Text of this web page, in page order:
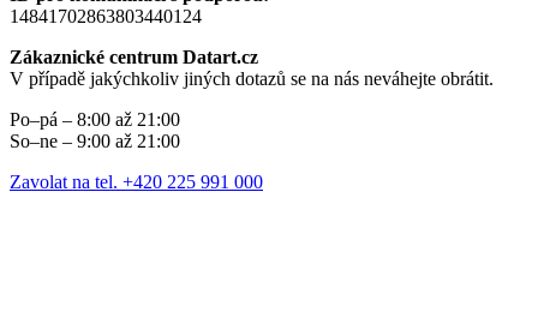
14841702863803440124
Zákaznické centrum Datart.cz
V případě jakýchkoliv jiných dotazů se na nás neváhejte obrátit.
Po–pá – 8:00 až 21:00
So–ne – 9:00 až 21:00
Zavolat na tel. +420 225 991 000